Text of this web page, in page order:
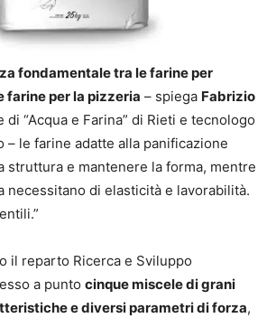
fondamentale tra le farine per
farine per la pizzeria – spiega Fabrizio
di “Acqua e Farina” di Rieti e tecnologo
– le farine adatte alla panificazione
struttura e mantenere la forma, mentre
necessitano di elasticità e lavorabilità.
il reparto Ricerca e Sviluppo
a punto cinque miscele di grani
e diversi parametri di forza,